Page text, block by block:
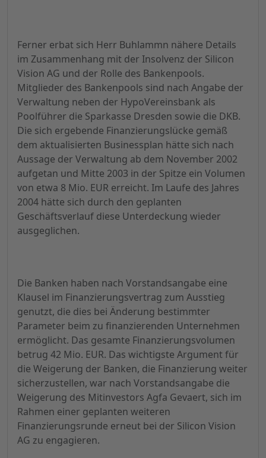
Ferner erbat sich Herr Buhlammn nähere Details
im Zusammenhang mit der Insolvenz der Silicon
Vision AG und der Rolle des Bankenpools.
Mitglieder des Bankenpools sind nach Angabe der
Verwaltung neben der HypoVereinsbank als
Poolführer die Sparkasse Dresden sowie die DKB.
Die sich ergebende Finanzierungslücke gemäß
dem aktualisierten Businessplan hätte sich nach
Aussage der Verwaltung ab dem November 2002
aufgetan und Mitte 2003 in der Spitze ein Volumen
von etwa 8 Mio. EUR erreicht. Im Laufe des Jahres
2004 hätte sich durch den geplanten
Geschäftsverlauf diese Unterdeckung wieder
ausgeglichen.
Die Banken haben nach Vorstandsangabe eine
Klausel im Finanzierungsvertrag zum Ausstieg
genutzt, die dies bei Änderung bestimmter
Parameter beim zu finanzierenden Unternehmen
ermöglicht. Das gesamte Finanzierungsvolumen
betrug 42 Mio. EUR. Das wichtigste Argument für
die Weigerung der Banken, die Finanzierung weiter
sicherzustellen, war nach Vorstandsangabe die
Weigerung des Mitinvestors Agfa Gevaert, sich im
Rahmen einer geplanten weiteren
Finanzierungsrunde erneut bei der Silicon Vision
AG zu engagieren.